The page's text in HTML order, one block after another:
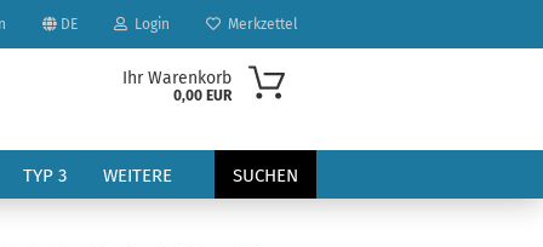
DE Login Merkzettel
Ihr Warenkorb
0,00 EUR
TYP 3 SUCHEN
WEITERE